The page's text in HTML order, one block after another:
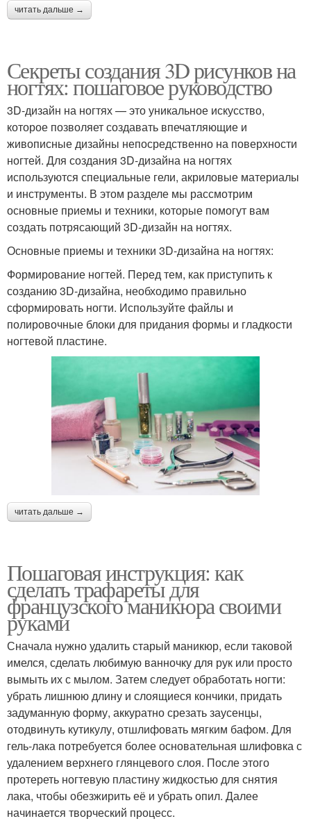
читать дальше →
Секреты создания 3D рисунков на
ногтях: пошаговое руководство
3D-дизайн на ногтях — это уникальное искусство,
которое позволяет создавать впечатляющие и
живописные дизайны непосредственно на поверхности
ногтей. Для создания 3D-дизайна на ногтях
используются специальные гели, акриловые материалы
и инструменты. В этом разделе мы рассмотрим
основные приемы и техники, которые помогут вам
создать потрясающий 3D-дизайн на ногтях.
Основные приемы и техники 3D-дизайна на ногтях:
Формирование ногтей. Перед тем, как приступить к
созданию 3D-дизайна, необходимо правильно
сформировать ногти. Используйте файлы и
полировочные блоки для придания формы и гладкости
ногтевой пластине.
читать дальше →
Пошаговая инструкция: как
сделать трафареты для
французского маникюра своими
руками
Сначала нужно удалить старый маникюр, если таковой
имелся, сделать любимую ванночку для рук или просто
вымыть их с мылом. Затем следует обработать ногти:
убрать лишнюю длину и слоящиеся кончики, придать
задуманную форму, аккуратно срезать заусенцы,
отодвинуть кутикулу, отшлифовать мягким бафом. Для
гель-лака потребуется более основательная шлифовка с
удалением верхнего глянцевого слоя. После этого
протереть ногтевую пластину жидкостью для снятия
лака, чтобы обезжирить её и убрать опил. Далее
начинается творческий процесс.